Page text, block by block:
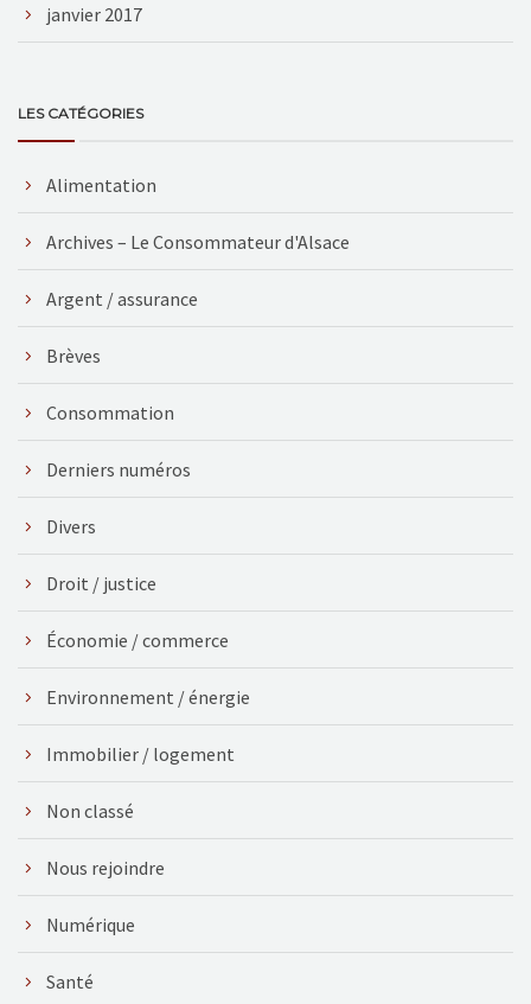
janvier 2017
LES CATÉGORIES
Alimentation
Archives – Le Consommateur d'Alsace
Argent / assurance
Brèves
Consommation
Derniers numéros
Divers
Droit / justice
Économie / commerce
Environnement / énergie
Immobilier / logement
Non classé
Nous rejoindre
Numérique
Santé